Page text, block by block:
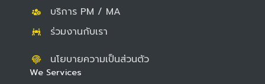
บริการ PM / MA
ร่วมงานกับเรา
นโยบายความเป็นส่วนตัว
We Services